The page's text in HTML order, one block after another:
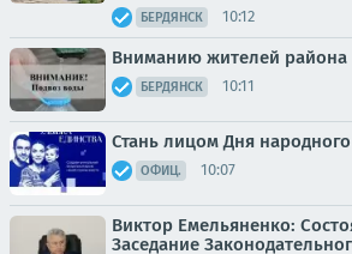
БЕРДЯНСК 10:12
Вниманию жителей района
БЕРДЯНСК 10:11
Стань лицом Дня народного
ОФИЦ. 10:07
Виктор Емельяненко:
Заседание